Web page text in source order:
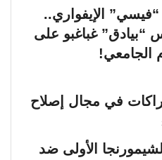
الإيفواري..
“بيادق” غباغبو على
الجامعي!
في مجال إصلاح
الأولى ضد